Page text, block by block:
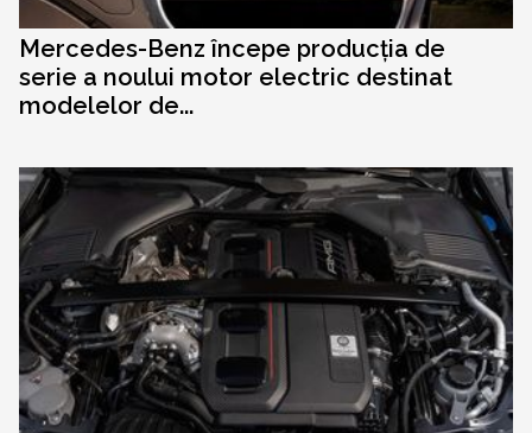
Mercedes-Benz începe producția de
serie a noului motor electric destinat
modelelor de...